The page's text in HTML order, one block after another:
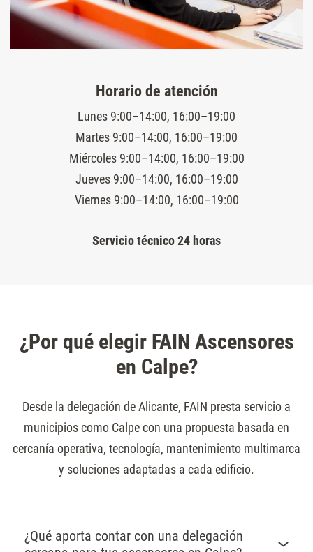
Horario de atención
Lunes 9:00–14:00, 16:00–19:00
Martes 9:00–14:00, 16:00–19:00
Miércoles 9:00–14:00, 16:00–19:00
Jueves 9:00–14:00, 16:00–19:00
Viernes 9:00–14:00, 16:00–19:00
Servicio técnico 24 horas
¿Por qué elegir FAIN Ascensores
en Calpe?
Desde la delegación de Alicante, FAIN presta servicio a
municipios como Calpe con una propuesta basada en
cercanía operativa, tecnología, mantenimiento multimarca
y soluciones adaptadas a cada edificio.
¿Qué aporta contar con una delegación